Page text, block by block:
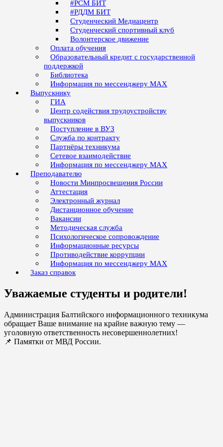
#РСМ БИТ
#РДДМ БИТ
Студенческий Медиацентр
Студенческий спортивный клуб
Волонтерское движение
Оплата обучения
Образовательный кредит с государственной
поддержкой
Библиотека
Информация по мессенджеру MAX
Выпускнику
ГИА
Центр содействия трудоустройству
выпускников
Поступление в ВУЗ
Служба по контракту
Партнёры техникума
Сетевое взаимодействие
Информация по мессенджеру MAX
Преподавателю
Новости Минпросвещения России
Аттестация
Электронный журнал
Дистанционное обучение
Вакансии
Методическая служба
Психологическое сопровождение
Информационные ресурсы
Противодействие коррупции
Информация по мессенджеру MAX
Заказ справок
Уважаемые студенты и родители!
Администрация Балтийского информационного техникума
обращает Ваше внимание на крайне важную тему —
уголовную ответственность несовершеннолетних!
📌 Памятки от МВД России.